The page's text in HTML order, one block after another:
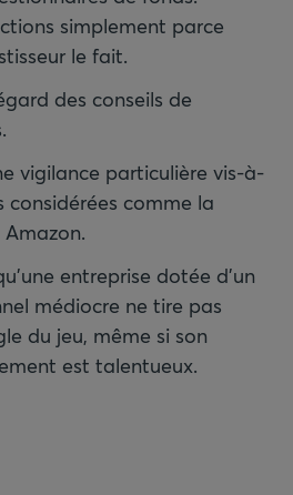
simplement parce
le fait.
des conseils de
vigilance particulière vis-à-
considérées comme la
entreprise dotée d'un
médiocre ne tire pas
du jeu, même si son
est talentueux.